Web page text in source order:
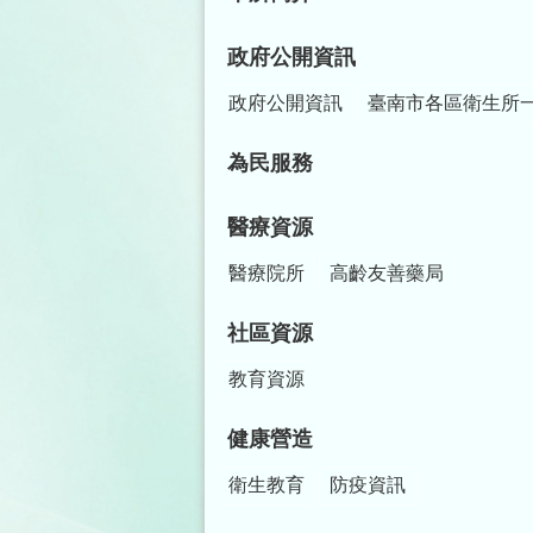
政府公開資訊
政府公開資訊 臺南市各區衛生所
為民服務
醫療資源
醫療院所 高齡友善藥局
社區資源
教育資源
健康營造
衛生教育 防疫資訊